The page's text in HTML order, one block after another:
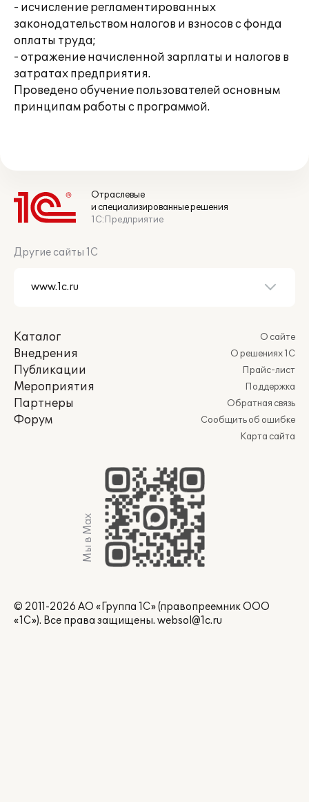
- исчисление регламентированных
законодательством налогов и взносов с фонда
оплаты труда;
- отражение начисленной зарплаты и налогов в
затратах предприятия.
Проведено обучение пользователей основным
принципам работы с программой.
Отраслевые
и специализированные решения
1С:Предприятие
Другие сайты 1С
Каталог
Внедрения
Публикации
Мероприятия
Партнеры
Форум
О сайте
О решениях 1С
Прайс-лист
Поддержка
Обратная связь
Сообщить об ошибке
Карта сайта
Мы в Max
© 2011-2026 АО «Группа 1С» (правопреемник ООО
«1С»). Все права защищены. websol@1c.ru